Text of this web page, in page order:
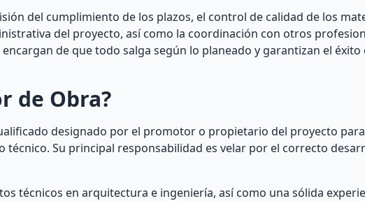
del cumplimiento de los plazos, el control de calidad de los
del proyecto, así como la coordinación con otros
de que todo salga según lo planeado y garantizan el éxito
de Obra?
designado por el promotor o propietario del proyecto
técnico. Su principal responsabilidad es velar por el correcto
técnicos en arquitectura e ingeniería, así como una sólida